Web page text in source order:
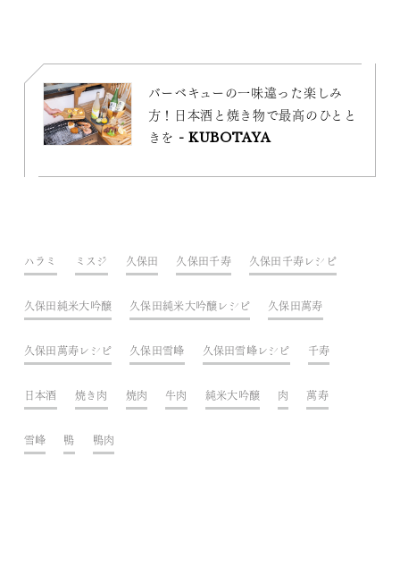
バーベキューの一味違った楽しみ
方！日本酒と焼き物で最高のひとと
きを - KUBOTAYA
ハラミ ミスジ 久保田 久保田千寿 久保田千寿レシピ
久保田純米大吟醸 久保田純米大吟醸レシピ 久保田萬寿
久保田萬寿レシピ 久保田雪峰 久保田雪峰レシピ 千寿
日本酒 焼き肉 焼肉 牛肉 純米大吟醸 肉 萬寿
雪峰 鴨 鴨肉